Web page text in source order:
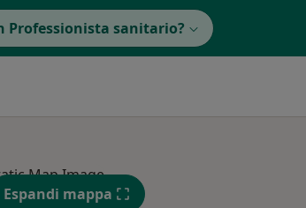
Professionista sanitario?
Espandi mappa